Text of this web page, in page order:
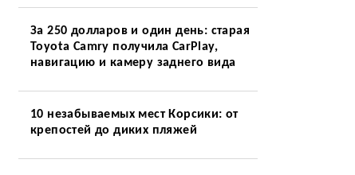
За 250 долларов и один день: старая
Toyota Camry получила CarPlay,
навигацию и камеру заднего вида
10 незабываемых мест Корсики: от
крепостей до диких пляжей